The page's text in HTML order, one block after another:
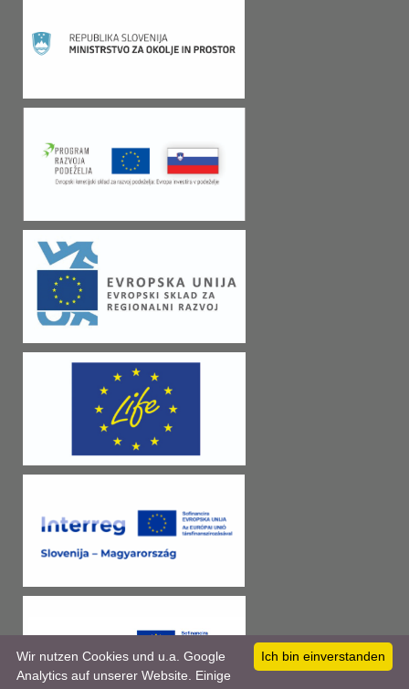
Ich bin einverstanden
Wir nutzen Cookies und u.a. Google
Analytics auf unserer Website. Einige